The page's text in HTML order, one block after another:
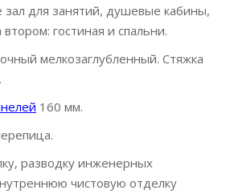
для занятий, душевые кабины,
гостиная и спальни.
мелкозаглубленный. Стяжка
160 мм.
разводку инженерных
чистовую отделку